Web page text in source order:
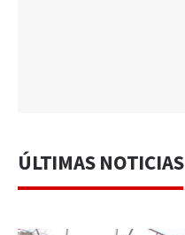
ÚLTIMAS NOTICIAS